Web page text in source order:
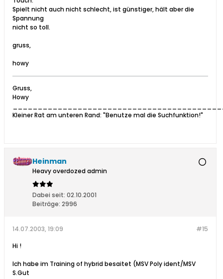
Spielt nicht auch nicht schlecht, ist günstiger, hält aber die
Spannung
nicht so toll.
gruss,
howy
Gruss,
Howy
Kleiner Rat am unteren Rand: "Benutze mal die Suchfunktion!"
Heinman
Heavy overdozed admin
Dabei seit: 02.10.2001
Beiträge: 2996
#15
14.07.2003, 19:09
Hi !
Ich habe im Training of hybrid besaitet (MSV Poly ident/MSV
S.Gut